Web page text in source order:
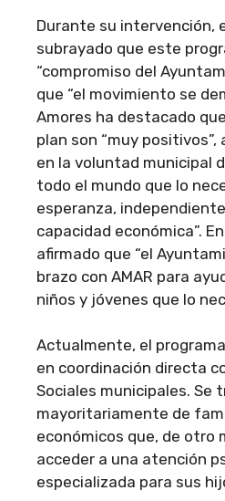
Durante su intervención,
subrayado que este
“compromiso del
que “el movimiento se
Amores ha destacado
plan son “muy
en la voluntad municipal
todo el mundo que lo
esperanza,
capacidad económica”.
afirmado que “el
brazo con AMAR para
niños y jóvenes que lo
Actualmente, el
en coordinación directa
Sociales municipales. Se
mayoritariamente de
económicos que, de otro
acceder a una atención
especializada para sus